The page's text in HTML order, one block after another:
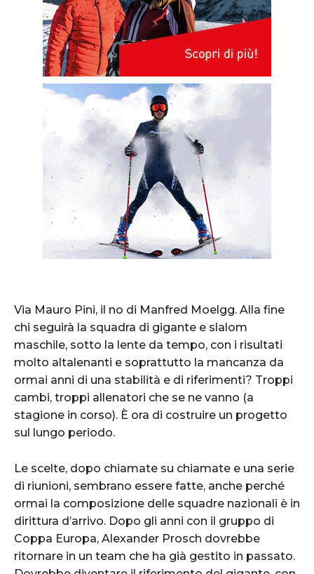
Via Mauro Pini, il no di Manfred Moelgg. Alla fine
chi seguirà la squadra di gigante e slalom
maschile, sotto la lente da tempo, con i risultati
molto altalenanti e soprattutto la mancanza da
ormai anni di una stabilità e di riferimenti? Troppi
cambi, troppi allenatori che se ne vanno (a
stagione in corso). È ora di costruire un progetto
sul lungo periodo.
Le scelte, dopo chiamate su chiamate e una serie
di riunioni, sembrano essere fatte, anche perché
ormai la composizione delle squadre nazionali è in
dirittura d’arrivo. Dopo gli anni con il gruppo di
Coppa Europa, Alexander Prosch dovrebbe
ritornare in un team che ha già gestito in passato.